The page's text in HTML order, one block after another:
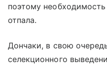
поэтому
отпала.
Дончаки, в свою
селекционного